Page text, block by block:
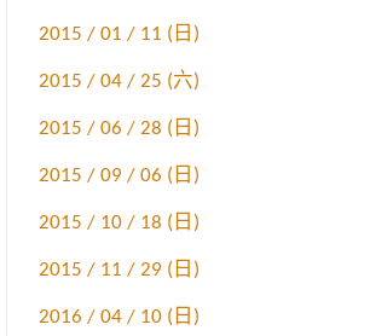
2015 / 01 / 11 (日)
2015 / 04 / 25 (六)
2015 / 06 / 28 (日)
2015 / 09 / 06 (日)
2015 / 10 / 18 (日)
2015 / 11 / 29 (日)
2016 / 04 / 10 (日)